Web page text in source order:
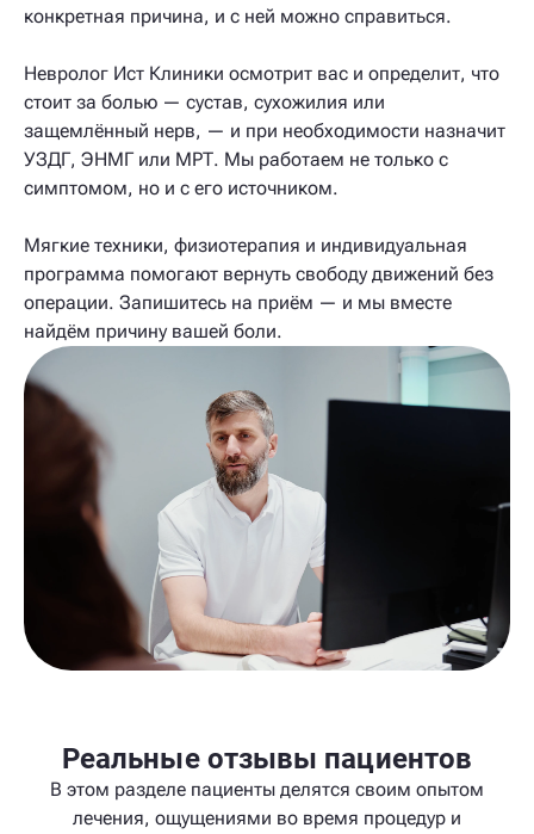
конкретная причина, и с ней можно справиться.
Невролог Ист Клиники осмотрит вас и определит, что
стоит за болью — сустав, сухожилия или
защемлённый нерв, — и при необходимости назначит
УЗДГ, ЭНМГ или МРТ. Мы работаем не только с
симптомом, но и с его источником.
Мягкие техники, физиотерапия и индивидуальная
программа помогают вернуть свободу движений без
операции. Запишитесь на приём — и мы вместе
найдём причину вашей боли.
Реальные отзывы пациентов
В этом разделе пациенты делятся своим опытом
лечения, ощущениями во время процедур и